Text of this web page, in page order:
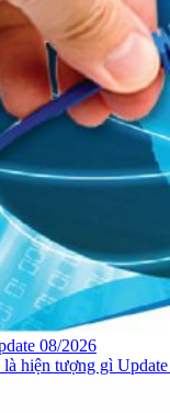
08/2026
là hiện tượng gì